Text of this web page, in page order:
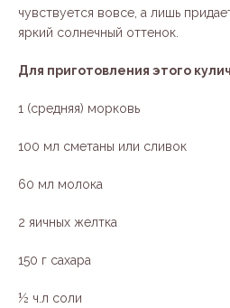
чувствуется вовсе, а лишь
яркий солнечный оттенок.
Для приготовления этого
1 (средняя) морковь
100 мл сметаны или сливок
60 мл молока
2 яичных желтка
150 г сахара
½ ч.л соли